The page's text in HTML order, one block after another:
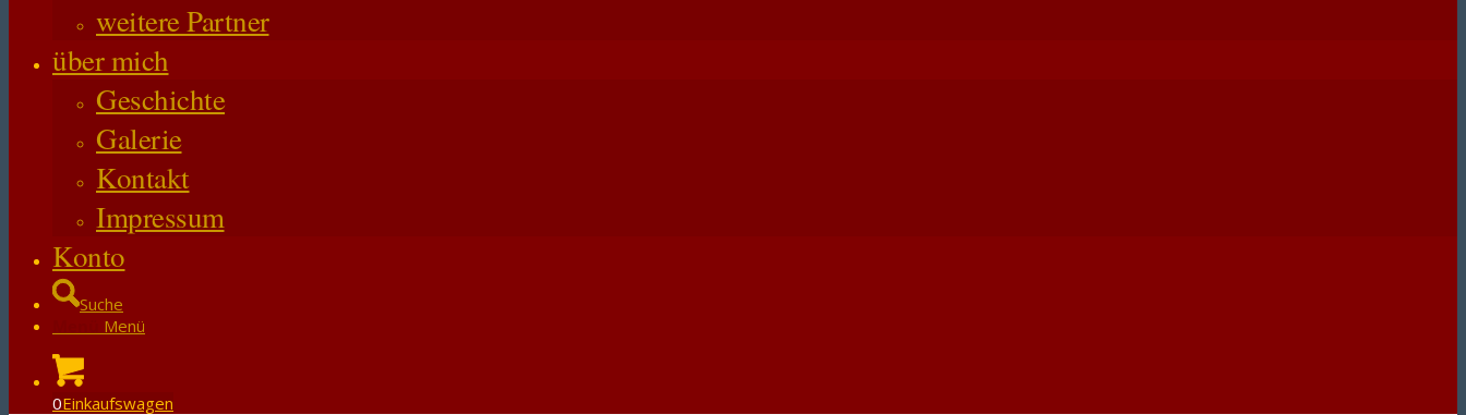
weitere Partner
über mich
Geschichte
Galerie
Kontakt
Impressum
Konto
Suche
Menü
0Einkaufswagen